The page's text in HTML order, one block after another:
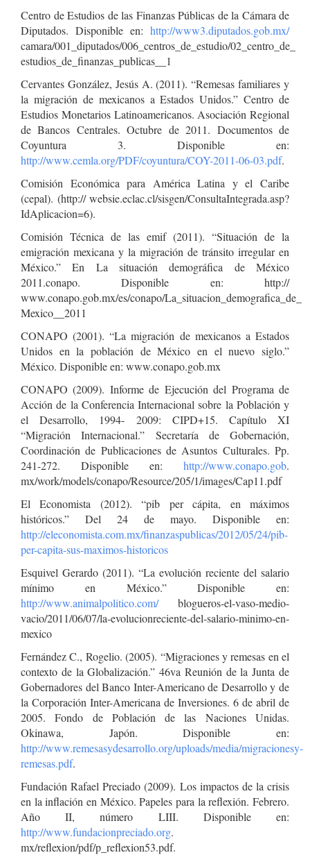
Centro de Estudios de las Finanzas Públicas de la Cámara de
Diputados. Disponible en: http://www3.diputados.gob.mx/
camara/001_diputados/006_centros_de_estudio/02_centro_de_
estudios_de_finanzas_publicas__1
Cervantes González, Jesús A. (2011). “Remesas familiares y
la migración de mexicanos a Estados Unidos.” Centro de
Estudios Monetarios Latinoamericanos. Asociación Regional
de Bancos Centrales. Octubre de 2011. Documentos de
Coyuntura 3. Disponible en:
http://www.cemla.org/PDF/coyuntura/COY-2011-06-03.pdf.
Comisión Económica para América Latina y el Caribe
(cepal). (http:// websie.eclac.cl/sisgen/ConsultaIntegrada.asp?
IdAplicacion=6).
Comisión Técnica de las emif (2011). “Situación de la
emigración mexicana y la migración de tránsito irregular en
México.” En La situación demográfica de México
2011.conapo. Disponible en: http://
www.conapo.gob.mx/es/conapo/La_situacion_demografica_de_
Mexico__2011
CONAPO (2001). “La migración de mexicanos a Estados
Unidos en la población de México en el nuevo siglo.”
México. Disponible en: www.conapo.gob.mx
CONAPO (2009). Informe de Ejecución del Programa de
Acción de la Conferencia Internacional sobre la Población y
el Desarrollo, 1994- 2009: CIPD+15. Capítulo XI
“Migración Internacional.” Secretaría de Gobernación,
Coordinación de Publicaciones de Asuntos Culturales. Pp.
241-272. Disponible en: http://www.conapo.gob.
mx/work/models/conapo/Resource/205/1/images/Cap11.pdf
El Economista (2012). “pib per cápita, en máximos
históricos.” Del 24 de mayo. Disponible en:
http://eleconomista.com.mx/finanzaspublicas/2012/05/24/pib-
per-capita-sus-maximos-historicos
Esquivel Gerardo (2011). “La evolución reciente del salario
mínimo en México.” Disponible en:
http://www.animalpolitico.com/blogueros-el-vaso-medio-
vacio/2011/06/07/la-evolucionreciente-del-salario-minimo-en-
mexico
Fernández C., Rogelio. (2005). “Migraciones y remesas en el
contexto de la Globalización.” 46va Reunión de la Junta de
Gobernadores del Banco Inter-Americano de Desarrollo y de
la Corporación Inter-Americana de Inversiones. 6 de abril de
2005. Fondo de Población de las Naciones Unidas.
Okinawa, Japón. Disponible en:
http://www.remesasydesarrollo.org/uploads/media/migracionesy-
remesas.pdf.
Fundación Rafael Preciado (2009). Los impactos de la crisis
en la inflación en México. Papeles para la reflexión. Febrero.
Año II, número LIII. Disponible en:
http://www.fundacionpreciado.org.
mx/reflexion/pdf/p_reflexion53.pdf.